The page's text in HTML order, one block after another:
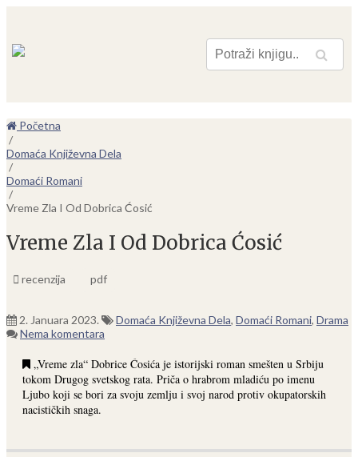
Pretraga
Početna
/
Domaća Književna Dela
/
Domaći Romani
/
Vreme Zla I Od Dobrica Ćosić
Vreme Zla I Od Dobrica Ćosić
recenzija pdf
2. Januara 2023. Domaća Književna Dela, Domaći Romani, Drama
Nema komentara
„Vreme zla“ Dobrice Ćosića je istorijski roman smešten u Srbiju
tokom Drugog svetskog rata. Priča o hrabrom mladiću po imenu
Ljubo koji se bori za svoju zemlju i svoj narod protiv okupatorskih
nacističkih snaga.